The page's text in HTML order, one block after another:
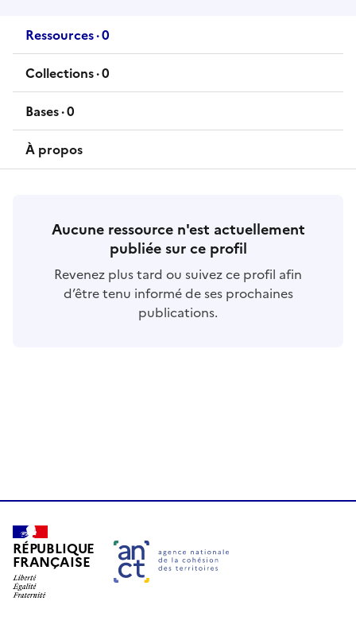
Ressources·0
ressources
Collections·0
collections
Bases·0
bases
À propos
Aucune ressource n'est actuellement
publiée sur ce profil
Revenez plus tard ou suivez ce profil afin
d’être tenu informé de ses prochaines
publications.
RÉPUBLIQUE
FRANÇAISE